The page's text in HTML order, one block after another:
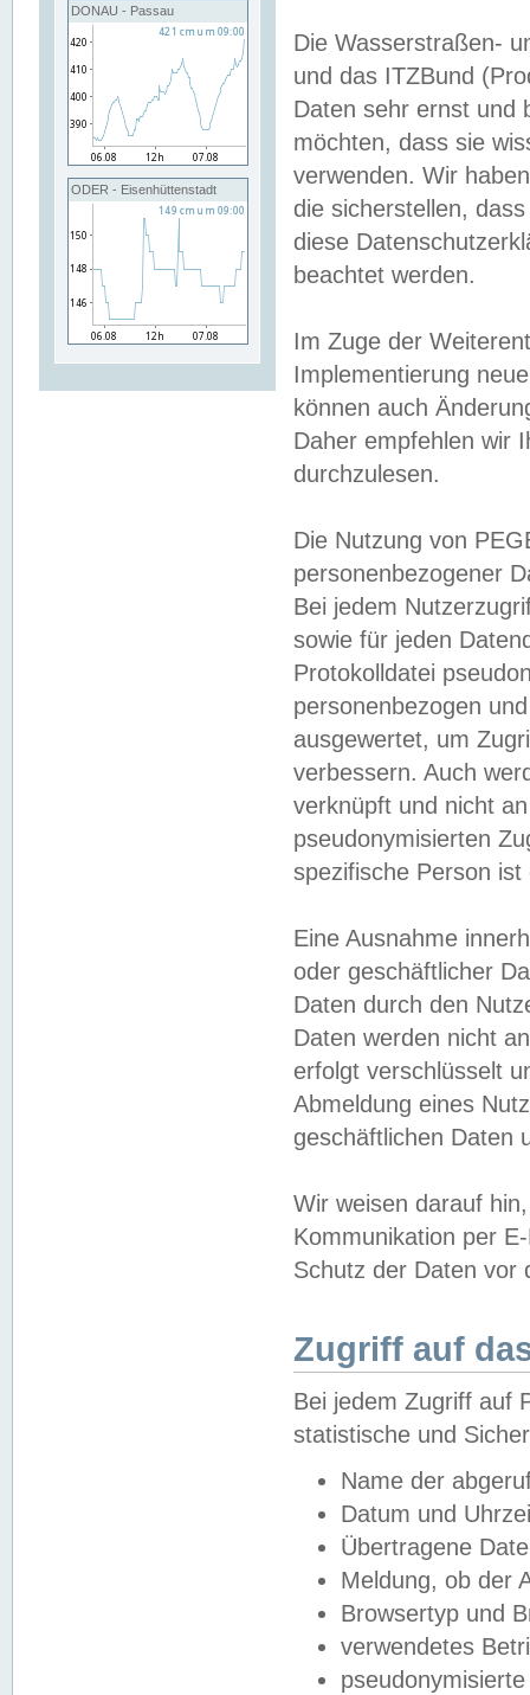
DONAU - Passau
ODER - Eisenhüttenstadt
Die Wasserstraßen-
und das ITZBund
Daten sehr ernst und
möchten, dass sie
verwenden. Wir
die sicherstellen,
diese
beachtet werden.
Im Zuge der
Implementierung
können auch
Daher empfehlen wir
durchzulesen.
Die Nutzung von
personenbezogener
Bei jedem
sowie für jeden
Protokolldatei
personenbezogen
ausgewertet, um
verbessern. Auch
verknüpft und nicht
pseudonymisierten
spezifische Person
Eine Ausnahme
oder geschäftlicher
Daten durch den
Daten werden nicht
erfolgt verschlüsselt
Abmeldung eines
geschäftlichen Daten
Wir weisen darauf
Kommunikation per
Schutz der Daten vor
Zugriff auf
Bei jedem Zugriff auf
statistische und
Name der
Datum und
Übertragene
Meldung, ob der
Browsertyp und
verwendetes